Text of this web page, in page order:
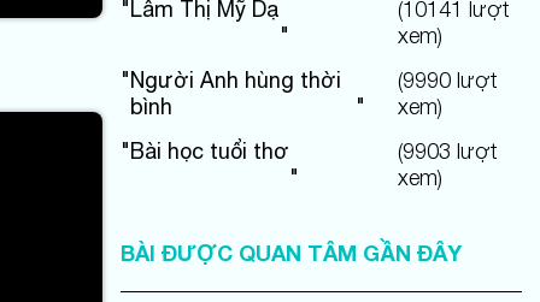
"Lâm Thị Mỹ Dạ
"
(10141 lượt
xem)
"Người Anh hùng thời
bình
"
(9990lượt
xem)
"Bài học tuổi thơ
"
(9903 lượt
xem)
BÀI ĐƯỢC QUAN TÂM GẦN ĐÂY